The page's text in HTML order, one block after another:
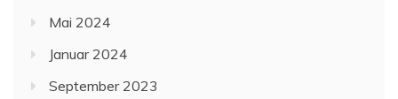
Mai 2024
Januar 2024
September 2023